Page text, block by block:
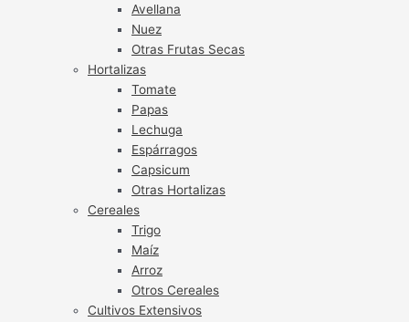
Avellana
Nuez
Otras Frutas Secas
Hortalizas
Tomate
Papas
Lechuga
Espárragos
Capsicum
Otras Hortalizas
Cereales
Trigo
Maíz
Arroz
Otros Cereales
Cultivos Extensivos